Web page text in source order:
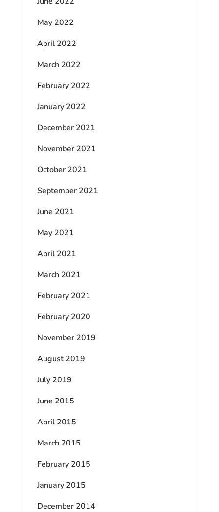
May 2022
April 2022
March 2022
February 2022
January 2022
December 2021
November 2021
October 2021
September 2021
June 2021
May 2021
April 2021
March 2021
February 2021
February 2020
November 2019
August 2019
July 2019
June 2015
April 2015
March 2015
February 2015
January 2015
December 2014